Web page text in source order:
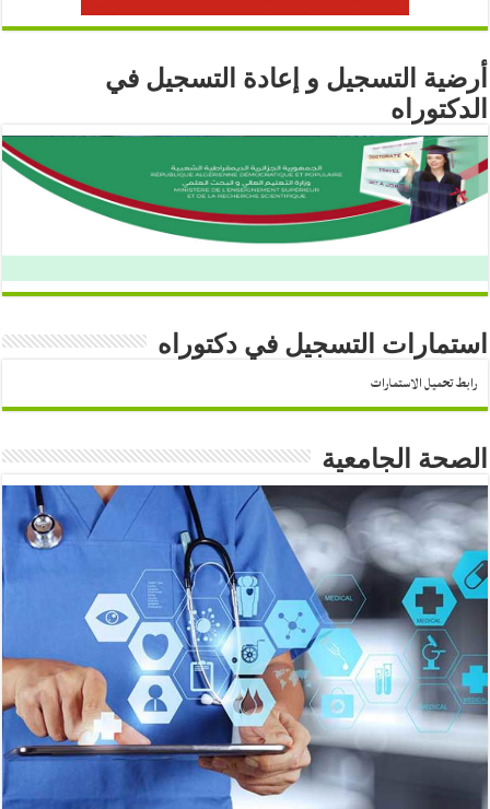
أرضية التسجيل و إعادة التسجيل في
الدكتوراه
استمارات التسجيل في دكتوراه
رابط تحميل الاستمارات
الصحة الجامعية